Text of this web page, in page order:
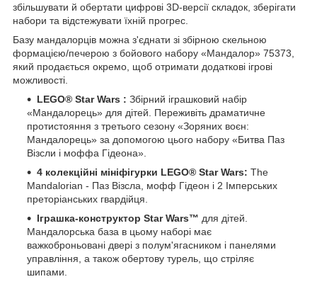
збільшувати й обертати цифрові 3D-версії складок, зберігати
набори та відстежувати їхній прогрес.
Базу мандалорців можна з'єднати зі збірною скельною
формацією/печерою з бойового набору «Мандалор» 75373,
який продається окремо, щоб отримати додаткові ігрові
можливості.
LEGO® Star Wars : Збірний іграшковий набір
«Мандалорець» для дітей. Переживіть драматичне
протистояння з третього сезону «Зоряних воєн:
Мандалорець» за допомогою цього набору «Битва Паз
Візсли і моффа Гідеона».
4 колекційні мініфігурки LEGO® Star Wars: The
Mandalorian - Паз Візсла, мофф Гідеон і 2 Імперських
преторіанських гвардійця.
Іграшка-конструктор Star Wars™ для дітей.
Мандалорська база в цьому наборі має
важкоброньовані двері з полум'ягасником і панелями
управління, а також обертову турель, що стріляє
шипами.